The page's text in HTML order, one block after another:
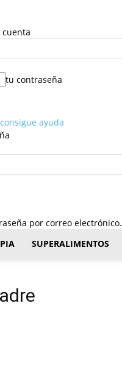
cuenta
tu contraseña
ayuda
por correo electrónico.
SUPERALIMENTOS